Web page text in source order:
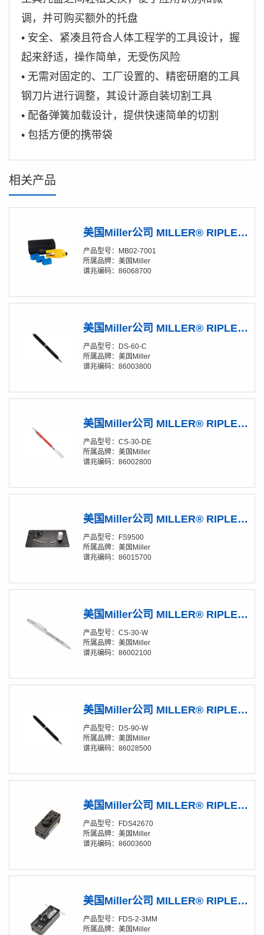
调，并可购买额外的托盘
• 安全、紧凑且符合人体工程学的工具设计，握
起来舒适，操作简单，无受伤风险
• 无需对固定的、工厂设置的、精密研磨的工具
钢刀片进行调整，其设计源自装切割工具
• 配备弹簧加载设计，提供快速简单的切割
• 包括方便的携带袋
相关产品
美国Miller公司 MILLER® RIPLEY® MB02-7001 电缆切割器
产品型号：MB02-7001
所属品牌：美国Miller
谱兆编码：86068700
美国Miller公司 MILLER® RIPLEY® DS-60-C 金刚石光纤切割笔
产品型号：DS-60-C
所属品牌：美国Miller
谱兆编码：86003800
美国Miller公司 MILLER® RIPLEY® Kevlar® CS-30-DE 碳化钨光纤划笔
产品型号：CS-30-DE
所属品牌：美国Miller
谱兆编码：86002800
美国Miller公司 MILLER® RIPLEY® Fiber-Safe™ FS9500 安全套件
产品型号：FS9500
所属品牌：美国Miller
谱兆编码：86015700
美国Miller公司 MILLER® RIPLEY® CS-30-W 碳化物刀头光纤切割笔
产品型号：CS-30-W
所属品牌：美国Miller
谱兆编码：86002100
美国Miller公司 MILLER® RIPLEY® DS-90-W 金刚石光纤切割笔
产品型号：DS-90-W
所属品牌：美国Miller
谱兆编码：86028500
美国Miller公司 MILLER® RIPLEY® FDS42670 入户光纤剥皮器
产品型号：FDS42670
所属品牌：美国Miller
谱兆编码：86003600
美国Miller公司 MILLER® RIPLEY® FDS-2-3MM 入户光纤剥皮器
产品型号：FDS-2-3MM
所属品牌：美国Miller